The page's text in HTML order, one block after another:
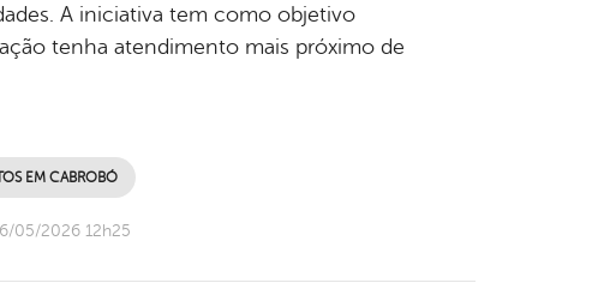
A iniciativa tem como objetivo
tenha atendimento mais próximo de
EM CABROBÓ
05/2026 12h25